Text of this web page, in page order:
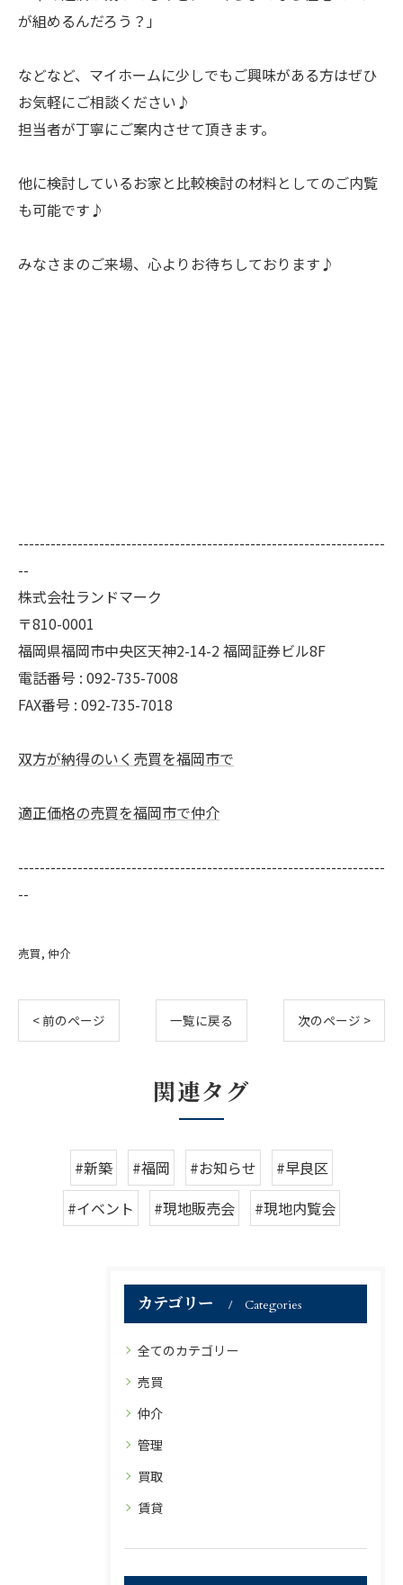
が組めるんだろう？」
などなど、マイホームに少しでもご興味がある方はぜひ
お気軽にご相談ください♪
担当者が丁寧にご案内させて頂きます。
他に検討しているお家と比較検討の材料としてのご内覧
も可能です♪
みなさまのご来場、心よりお待ちしております♪
--------------------------------------------------------------------
--
株式会社ランドマーク
〒810-0001
福岡県福岡市中央区天神2-14-2 福岡証券ビル8F
電話番号 : 092-735-7008
FAX番号 : 092-735-7018
双方が納得のいく売買を福岡市で
適正価格の売買を福岡市で仲介
--------------------------------------------------------------------
--
売買 仲介
< 前のページ 一覧に戻る 次のページ >
関連タグ
#新築 #福岡 #お知らせ
#早良区
#イベント
#現地販売会 #現地内覧会
カテゴリー Categories
全てのカテゴリー
売買
仲介
管理
買取
賃貸